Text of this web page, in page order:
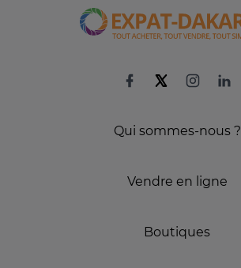
Qui sommes-nous ?
Vendre en ligne
Boutiques